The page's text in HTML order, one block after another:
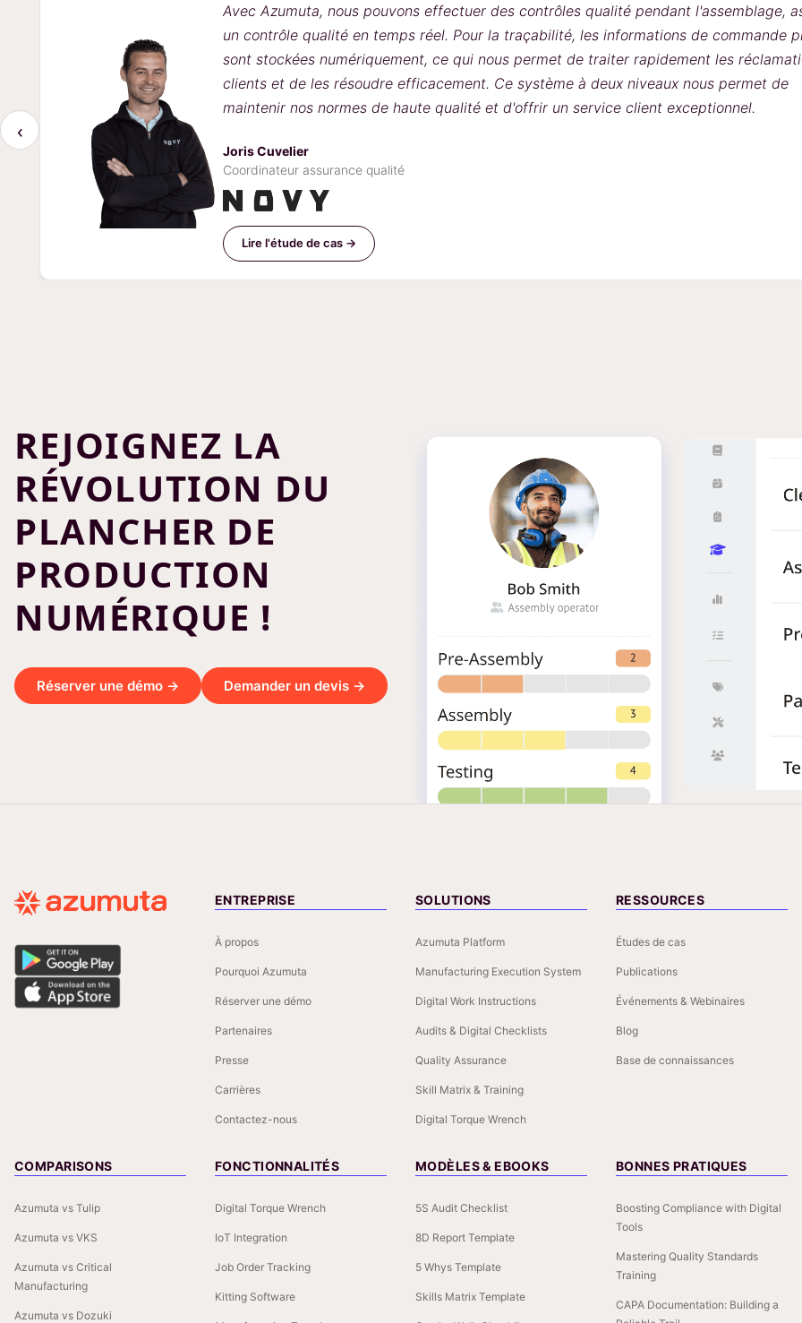
‹
Avec Azumuta, nous pouvons effectuer des contrôles qualité pendant l'assemblage,
un contrôle qualité en temps réel. Pour la traçabilité, les informations de commande
sont stockées numériquement, ce qui nous permet de traiter rapidement les réclamations
clients et de les résoudre efficacement. Ce système à deux niveaux nous permet de
maintenir nos normes de haute qualité et d'offrir un service client exceptionnel.
Joris Cuvelier
Coordinateur assurance qualité
Lire l'étude de cas →
REJOIGNEZ LA
RÉVOLUTION DU
PLANCHER DE
PRODUCTION
NUMÉRIQUE !
Réserver une démo → Demander un devis →
ENTREPRISE
À propos
Pourquoi Azumuta
Réserver une démo
Partenaires
Presse
Carrières
Contactez-nous
SOLUTIONS
Azumuta Platform
Manufacturing Execution System
Digital Work Instructions
Audits & Digital Checklists
Quality Assurance
Skill Matrix & Training
Digital Torque Wrench
RESSOURCES
Études de cas
Publications
Événements & Webinaires
Blog
Base de connaissances
COMPARISONS
Azumuta vs Tulip
Azumuta vs VKS
Azumuta vs Critical
Manufacturing
Azumuta vs Dozuki
FONCTIONNALITÉS
Digital Torque Wrench
IoT Integration
Job Order Tracking
Kitting Software
MODÈLES & EBOOKS
5S Audit Checklist
8D Report Template
5 Whys Template
Skills Matrix Template
BONNES PRATIQUES
Boosting Compliance with Digital
Tools
Mastering Quality Standards
Training
CAPA Documentation: Building a